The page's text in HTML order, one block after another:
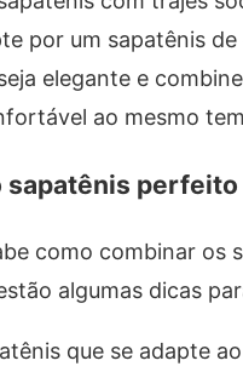
por um sapatênis
elegante e
ao mesmo
sapatênis perfeito
como combinar
algumas dicas
que se adapte